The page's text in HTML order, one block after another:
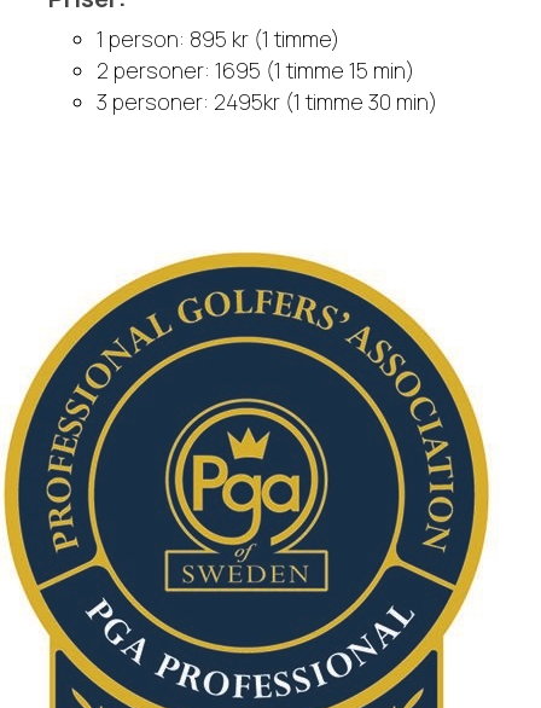
1 person: 895 kr (1 timme)
2 personer: 1695 (1 timme 15 min)
3 personer: 2495kr (1 timme 30 min)